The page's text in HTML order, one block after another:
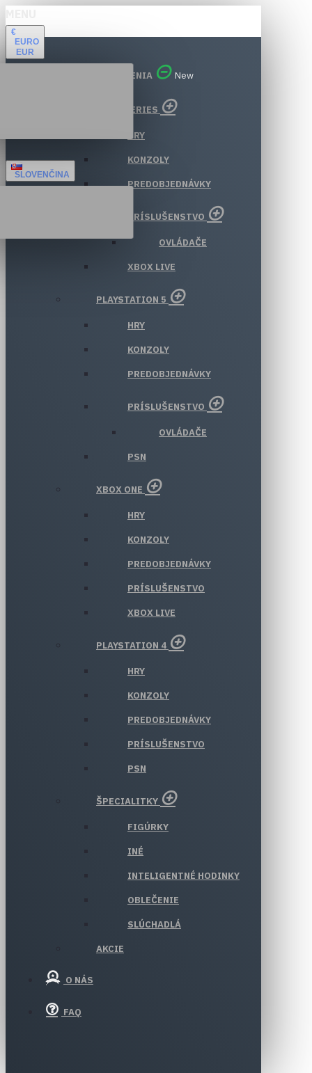
€
EURO
EUR
SLOVENČINA
VŠETKY ODDELENIA New
XBOX SERIES
HRY
KONZOLY
PREDOBJEDNÁVKY
PRÍSLUŠENSTVO
OVLÁDAČE
XBOX LIVE
PLAYSTATION 5
HRY
KONZOLY
PREDOBJEDNÁVKY
PRÍSLUŠENSTVO
OVLÁDAČE
PSN
XBOX ONE
HRY
KONZOLY
PREDOBJEDNÁVKY
PRÍSLUŠENSTVO
XBOX LIVE
PLAYSTATION 4
HRY
KONZOLY
PREDOBJEDNÁVKY
PRÍSLUŠENSTVO
PSN
ŠPECIALITKY
FIGÚRKY
INÉ
INTELIGENTNÉ HODINKY
OBLEČENIE
SLÚCHADLÁ
AKCIE
O NÁS
FAQ